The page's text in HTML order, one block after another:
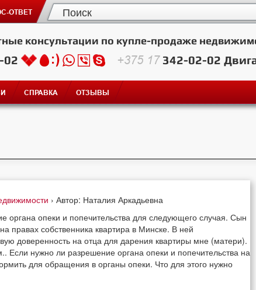
ОТВЕТ
консультации по купле-продаже
02 +375 17342-02-02
СПРАВКА ОТЗЫВЫ
› Автор: Наталия Аркадьевна
органа опеки и попечительства для следующего случая. Сын
правах собственника квартира в Минске. В ней
доверенность на отца для дарения квартиры мне (матери).
нужно ли разрешение органа опеки и попечительства на
для обращения в органы опеки. Что для этого нужно